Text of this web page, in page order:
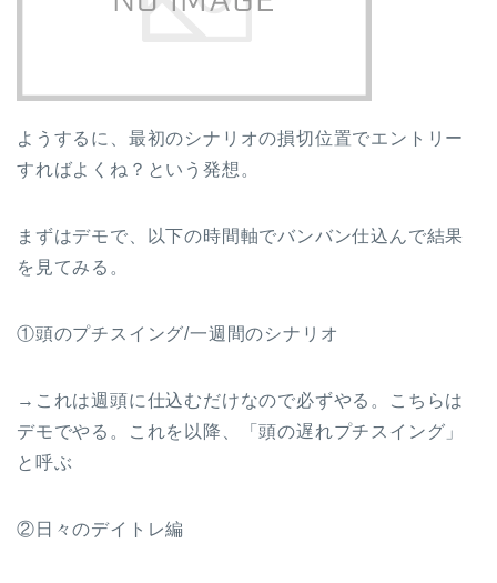
ようするに、最初のシナリオの損切位置でエントリー
すればよくね？という発想。
まずはデモで、以下の時間軸でバンバン仕込んで結果
を見てみる。
①頭のプチスイング/一週間のシナリオ
→これは週頭に仕込むだけなので必ずやる。こちらは
デモでやる。これを以降、「頭の遅れプチスイング」
と呼ぶ
②日々のデイトレ編